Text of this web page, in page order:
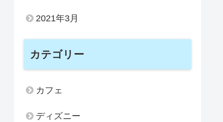
2021年3月
カテゴリー
カフェ
ディズニー